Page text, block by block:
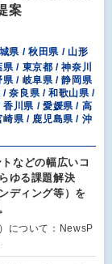
案
県 / 秋田県 / 山形
/ 東京都 / 神奈川
/ 岐阜県 / 静岡県
奈良県 / 和歌山県 /
川県 / 愛媛県 / 高
県 / 鹿児島県 / 沖
などの幅広いコ
ゆる課題解決
ディング等）を
について：NewsP